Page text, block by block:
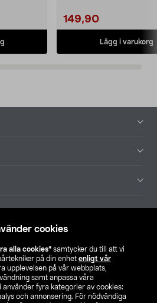
cookies
alla cookies” samtycker du till att vi
på din enhet enligt vår
upplevelsen på vår webbplats,
samt anpassa våra
använder fyra kategorier av cookies:
och annonsering. För nödvändiga
149,90
Lägg i varukorg
Hitta butik
NO FI